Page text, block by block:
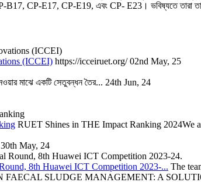
B17, CP-E17, CP-E19, এবং CP- E23। ভবিষ্যতে তারা
(ICCEI) https://icceiruet.org/ 02nd May, 25
মাঝে একটি সেতুবন্ধন তৈর... 24th Jun, 24
RUET Shines in THE Impact Ranking 2024We
30th May, 24
8th Huawei ICT Competition 2023-... The